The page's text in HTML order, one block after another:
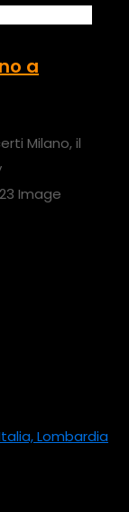
a
Milano, il
Image
Lombardia